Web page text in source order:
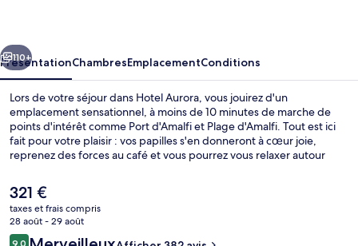
Suivant
110+
PrésentationChambresEmplacementConditions
Lors de votre séjour dans Hotel Aurora, vous jouirez d'un
emplacement sensationnel, à moins de 10 minutes de marche de
points d'intérêt comme Port d'Amalfi et Plage d'Amalfi. Tout est ici
fait pour votre plaisir : vos papilles s'en donneront à cœur joie,
reprenez des forces au café et vous pourrez vous relaxer autour
hébergement : une terrasse et un jardin. Les autres voyageurs
adorent le personnel attentionné.
Le
prix
actuel
est
321 €
taxes et frais compris
28 août - 29 août
Avis
9,0